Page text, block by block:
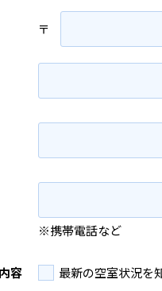
〒
※携帯電話など
容
最新の空室状況を